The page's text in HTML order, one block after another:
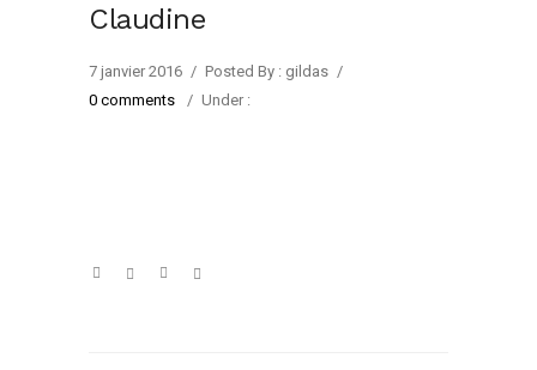
Claudine
7 janvier 2016 / Posted By : gildas /
0 comments
/ Under :